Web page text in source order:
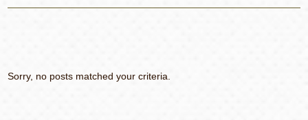
Sorry, no posts matched your criteria.